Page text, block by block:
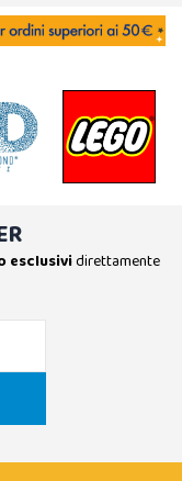
esclusividirettamente